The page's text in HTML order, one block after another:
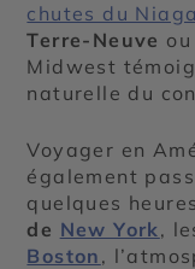
chutes du
Terre-Neuve
Midwest
naturelle du
Voyager en
également
quelques
de New York ,
Boston ,